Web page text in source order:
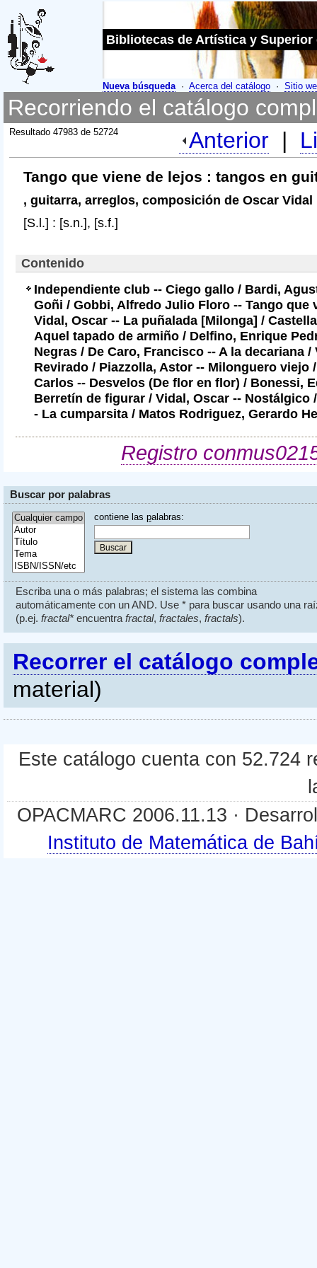
Bibliotecas de Artística y Superior
Nueva búsqueda· Acerca del catálogo · Sitio
Recorriendo el catálogo
Resultado 47983 de 52724 Anterior |
Tango que viene de lejos : tangos en
, guitarra, arreglos, composición de Oscar Vidal
[S.l.] : [s.n.], [s.f.]
Contenido
Independiente club --Ciego gallo / Bardi,
Goñi / Gobbi, Alfredo Julio Floro --Tango que
Vidal, Oscar -- La puñalada [Milonga] /
Aquel tapado de armiño / Delfino, Enrique
Negras / De Caro, Francisco --A la decariana /
Revirado / Piazzolla, Astor -- Milonguero viejo
Carlos -- Desvelos (De flor en flor) / Bonessi,
Berretín de figurar / Vidal, Oscar -- Nostálgico
- La cumparsita / Matos Rodriguez, Gerardo
Registro
Buscar por palabras
contiene las palabras:
Escriba una o más palabras; el sistema las combina
automáticamente con un AND. Use * para buscar usando una
(p.ej. fractal*encuentra fractal, fractales, fractals).
Recorrer el catálogo
material)
Este catálogo cuenta con 52.724
OPACMARC 2006.11.13 ·
Instituto de Matemática de